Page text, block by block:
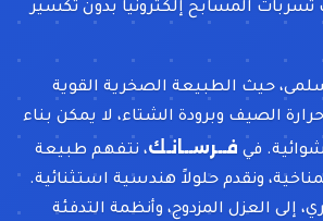
تسربات المسابح إلكترونياً بدو
حيث الطبيعة الصخرية القوية
حرارة الصيف وبرودة الشتاء، لا يمكن بناء
في فــرســانـك، نتفهم طبيعة
ونقدم حلولاً هندسية استثنائية.
إلى العزل المزدوج، وأنظمة التدفئة